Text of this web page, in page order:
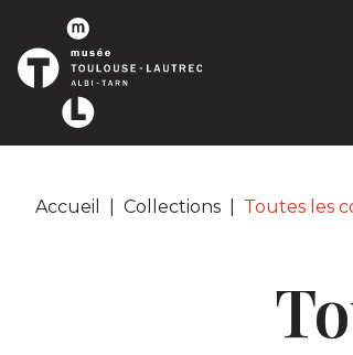
Panneau de gestion des cookies
Accueil Collections Toutes les